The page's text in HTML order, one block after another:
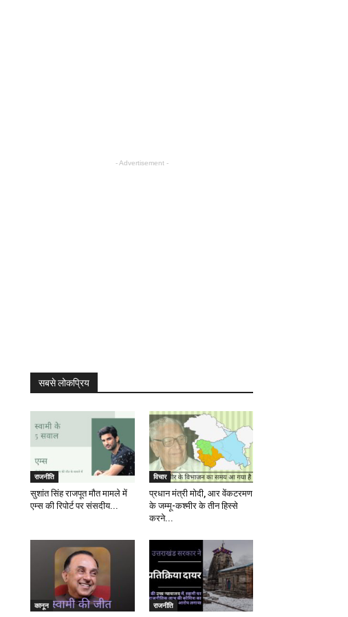
- Advertisement -
सबसे लोकप्रिय
राजनीति
सुशांत सिंह राजपूत मौत मामले में
एम्स की रिपोर्ट पर संसदीय...
विचार
प्रधान मंत्री मोदी, आर वेंकटरमण
के जम्मू-कश्मीर के तीन हिस्से
करने...
कानून राजनीति